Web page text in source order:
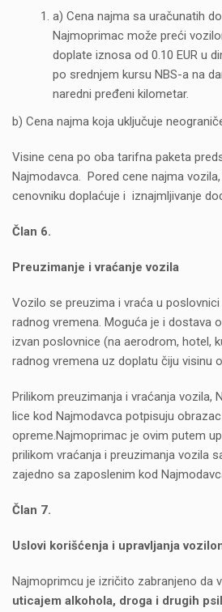
a) Cena najma sa uračunatih
Najmoprimac može preći
doplate iznosa od 0.10 EUR u
po srednjem kursu NBS-a na
naredni pređeni kilometar.
b) Cena najma koja uključuje
Visine cena po oba tarifna paketa
Najmodavca. Pored cene najma
cenovniku doplaćuje i iznajmljivanje
Član 6.
Preuzimanje i vraćanje vozila
Vozilo se preuzima i vraća u
radnog vremena. Moguća je i dostava
izvan poslovnice (na aerodrom, hotel,
radnog vremena uz doplatu čiju visinu
Prilikom preuzimanja i vraćanja vozila,
lice kod Najmodavca potpisuju
opreme.Najmoprimac je ovim putem
prilikom vraćanja i preuzimanja vozila
zajedno sa zaposlenim kod
Član 7.
Uslovi korišćenja i upravljanja
Najmoprimcu je izričito zabranjeno da
uticajem alkohola, droga i drugih